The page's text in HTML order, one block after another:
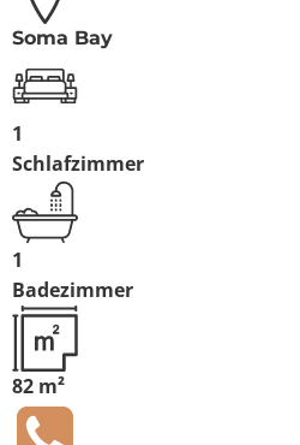
Soma Bay
1
Schlafzimmer
1
Badezimmer
82 m²